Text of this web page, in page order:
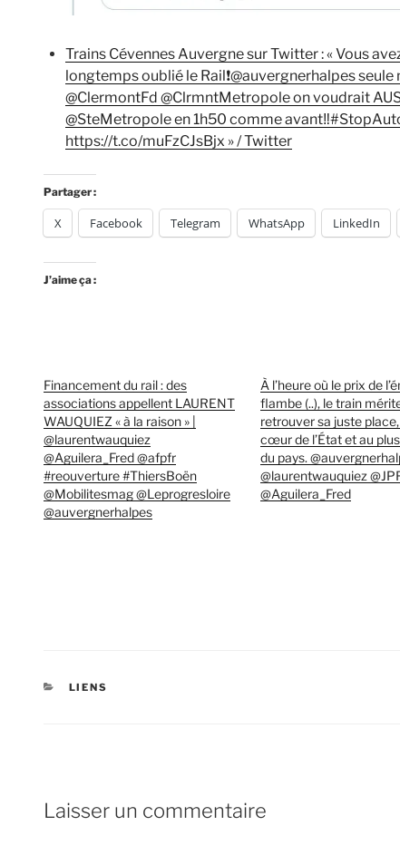
Trains Cévennes Auvergne sur Twitter : « Vous
longtemps oublié le Rail❗️@auvergnerhalpes
@ClermontFd @ClrmntMetropole on voudrait
@SteMetropole en 1h50 comme
https://t.co/muFzCJsBjx » / Twitter
Partager :
X Facebook Telegram WhatsApp LinkedIn
J’aime ça :
Financement du rail : des
associations appellent LAURENT
WAUQUIEZ « à la raison » |
@laurentwauquiez
@Aguilera_Fred @afpfr
#reouverture #ThiersBoën
@Mobilitesmag @Leprogresloire
@auvergnerhalpes
À l’heure où le prix de
flambe (..), le train
retrouver sa juste
cœur de l’État et au
du pays.
@laurentwauquiez
@Aguilera_Fred
CATÉGORIES
LIENS
Laisser un commentaire